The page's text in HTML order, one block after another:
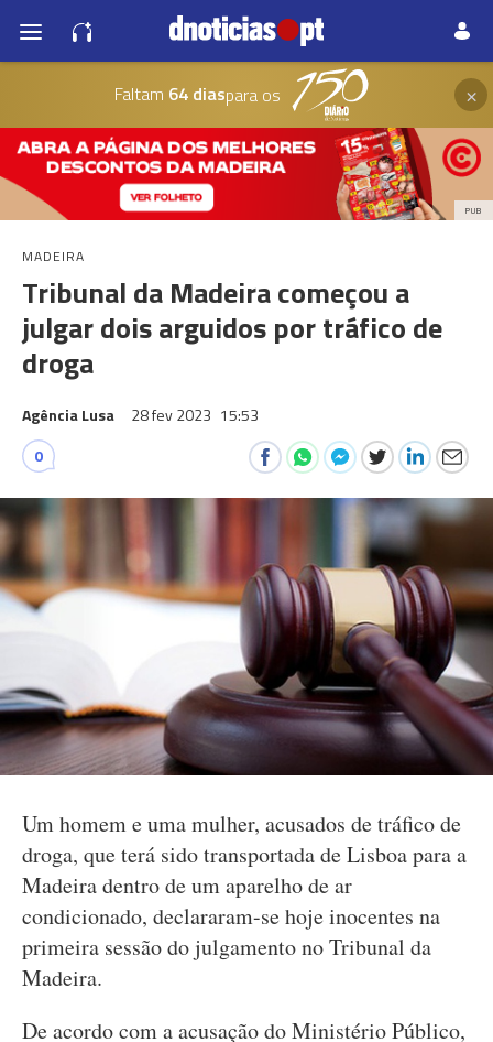
Faltam 64 diaspara os ×
PUB
MADEIRA
Tribunal da Madeira começou a
julgar dois arguidos por tráfico de
droga
Agência Lusa 28 fev 2023 15:53
0
Um homem e uma mulher, acusados de tráfico de
droga, que terá sido transportada de Lisboa para a
Madeira dentro de um aparelho de ar
condicionado, declararam-se hoje inocentes na
primeira sessão do julgamento no Tribunal da
Madeira.
De acordo com a acusação do Ministério Público,